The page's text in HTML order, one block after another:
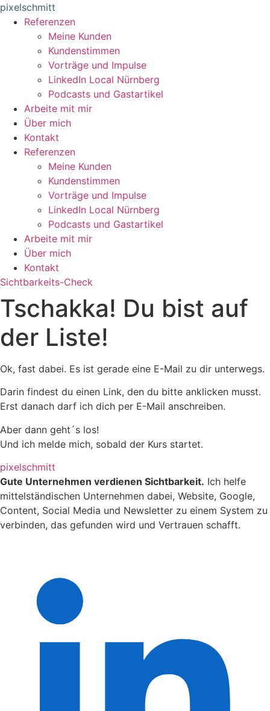
Zum
Inhalt
springen
pixelschmitt
Referenzen
Meine Kunden
Kundenstimmen
Vorträge und Impulse
LinkedIn Local Nürnberg
Podcasts und Gastartikel
Arbeite mit mir
Über mich
Kontakt
Referenzen
Meine Kunden
Kundenstimmen
Vorträge und Impulse
LinkedIn Local Nürnberg
Podcasts und Gastartikel
Arbeite mit mir
Über mich
Kontakt
Sichtbarkeits-Check
Tschakka! Du bist auf
der Liste!
Ok, fast dabei. Es ist gerade eine E-Mail zu dir unterwegs.
Darin findest du einen Link, den du bitte anklicken musst.
Erst danach darf ich dich per E-Mail anschreiben.
Aber dann geht´s los!
Und ich melde mich, sobald der Kurs startet.
pixelschmitt
Gute Unternehmen verdienen Sichtbarkeit. Ich helfe
mittelständischen Unternehmen dabei, Website, Google,
Content, Social Media und Newsletter zu einem System zu
verbinden, das gefunden wird und Vertrauen schafft.